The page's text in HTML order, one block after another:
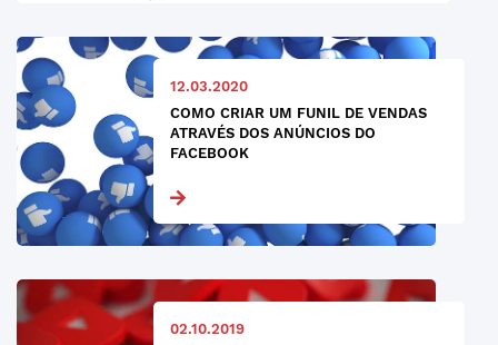
12.03.2020
COMO CRIAR UM FUNIL DE VENDAS
ATRAVÉS DOS ANÚNCIOS DO
FACEBOOK
02.10.2019